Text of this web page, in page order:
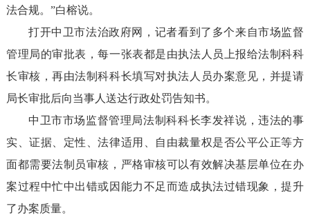
法合规。”白榕说。
打开中卫市法治政府网，记者看到了多个来自市场监督
管理局的审批表，每一张表都是由执法人员上报给法制科科
长审核，再由法制科科长填写对执法人员办案意见，并提请
局长审批后向当事人送达行政处罚告知书。
中卫市市场监督管理局法制科科长李发祥说，违法的事
实、证据、定性、法律适用、自由裁量权是否公平公正等方
面都需要法制员审核，严格审核可以有效解决基层单位在办
案过程中忙中出错或因能力不足而造成执法过错现象，提升
了办案质量。